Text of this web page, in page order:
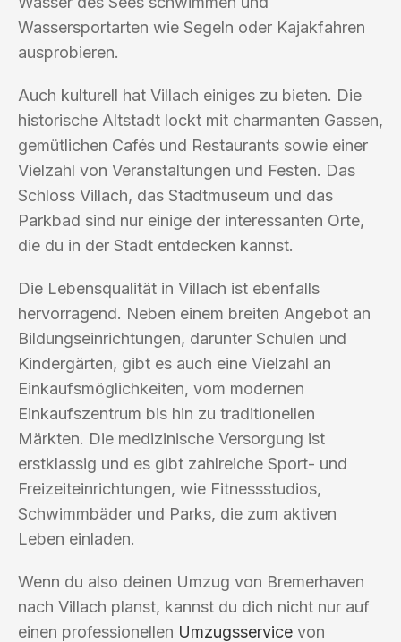
Wassersportarten wie Segeln oder Kajakfahren
ausprobieren.
Auch kulturell hat Villach einiges zu bieten. Die
historische Altstadt lockt mit charmanten Gassen,
gemütlichen Cafés und Restaurants sowie einer
Vielzahl von Veranstaltungen und Festen. Das
Schloss Villach, das Stadtmuseum und das
Parkbad sind nur einige der interessanten Orte,
die du in der Stadt entdecken kannst.
Die Lebensqualität in Villach ist ebenfalls
hervorragend. Neben einem breiten Angebot an
Bildungseinrichtungen, darunter Schulen und
Kindergärten, gibt es auch eine Vielzahl an
Einkaufsmöglichkeiten, vom modernen
Einkaufszentrum bis hin zu traditionellen
Märkten. Die medizinische Versorgung ist
erstklassig und es gibt zahlreiche Sport- und
Freizeiteinrichtungen, wie Fitnessstudios,
Schwimmbäder und Parks, die zum aktiven
Leben einladen.
Wenn du also deinen Umzug von Bremerhaven
nach Villach planst, kannst du dich nicht nur auf
einen professionellen Umzugsservice von